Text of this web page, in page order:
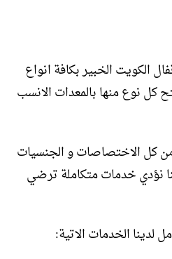
الكويت الخبير بكافة انواع
كل نوع منها بالمعدات الانسب
كل الاختصاصات و الجنسيات
نؤدي خدمات متكاملة ترضي
لدينا الخدمات الاتية: